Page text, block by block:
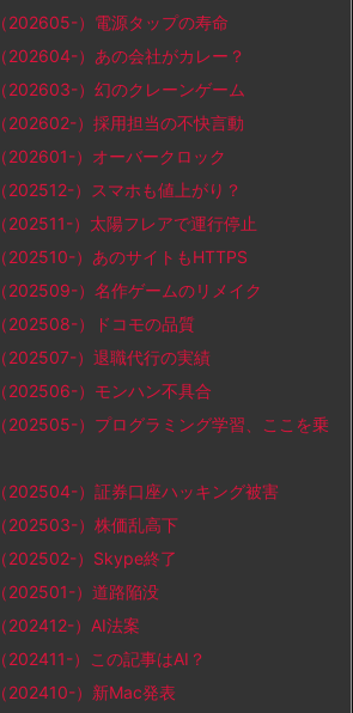
）電源タップの寿命
）あの会社がカレー？
）幻のクレーンゲーム
）採用担当の不快言動
）オーバークロック
）スマホも値上がり？
）太陽フレアで運行停止
）あのサイトもHTTPS
）名作ゲームのリメイク
）ドコモの品質
）退職代行の実績
）モンハン不具合
）プログラミング学習、ここを乗
）証券口座ハッキング被害
）株価乱高下
）Skype終了
）道路陥没
）AI法案
）この記事はAI？
）新Mac発表